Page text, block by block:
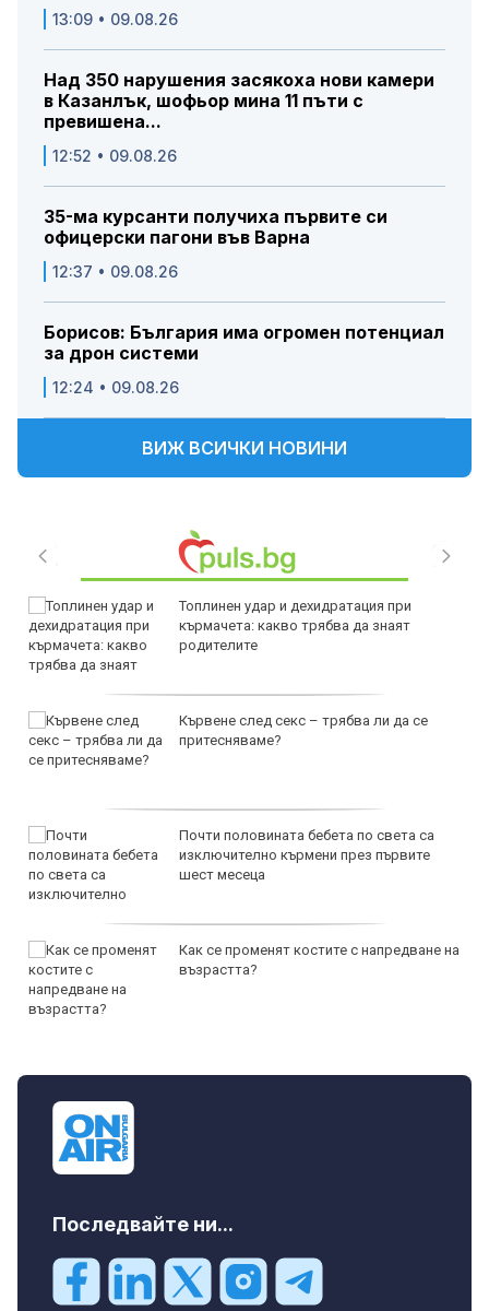
13:09 • 09.08.26
Над 350 нарушения засякоха нови камери
в Казанлък, шофьор мина 11 пъти с
превишена...
12:52 • 09.08.26
35-ма курсанти получиха първите си
офицерски пагони във Варна
12:37 • 09.08.26
Борисов: България има огромен потенциал
за дрон системи
12:24 • 09.08.26
ВИЖ ВСИЧКИ НОВИНИ
Топлинен удар и дехидратация при
кърмачета: какво трябва да знаят
родителите
Кървене след секс – трябва ли да се
притесняваме?
Почти половината бебета по света са
изключително кърмени през първите
шест месеца
Как се променят костите с напредване на
възрастта?
Последвайте ни...